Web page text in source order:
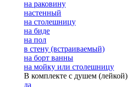
на раковину
настенный
на столешницу
на биде
на пол
в стену (встраиваемый)
на борт ванны
на мойку или столешницу
В комплекте с душем (лейкой)
да